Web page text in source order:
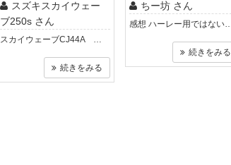
スズキスカイウェー
ブ250s さん
続きをみる
ちー坊 さん
感想 ハーレー用ではないので少し不安はありましたが、装着例をみると 何台かのハーレーの装着例があり大丈夫と思い購入しました。 商品が到..
続きをみる